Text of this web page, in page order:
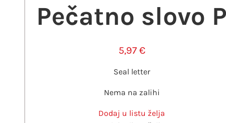
Pečatno slovo
5,97 €
Seal letter
Nema na zalihi
Dodaj u listu želja